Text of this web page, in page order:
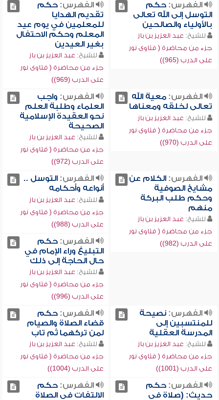
الفهرس:حكم
التوسل إلى الله تعالى
بالأولياء والصالحين
للشيخ: عبد العزيز بن باز
جزء من محاضرة ( فتاوى نور
على الدرب (965))
الفهرس:حكم
تقديم الهدايا
للمعلمين في يوم عيد
المعلم وحكم الاحتفال
بغير العيدين
للشيخ: عبد العزيز بن باز
جزء من محاضرة ( فتاوى نور
على الدرب (969))
الفهرس:معية الله
تعالى لخلقه ومعناها
للشيخ: عبد العزيز بن باز
جزء من محاضرة ( فتاوى نور
على الدرب (970))
الفهرس: واجب
العلماء وطلبة العلم
نحو العقيدة الإسلامية
الصحيحة
للشيخ: عبد العزيز بن باز
جزء من محاضرة ( فتاوى نور
على الدرب (972))
الفهرس:الكلام عن
مشايخ الصوفية
وحكم طلب البركة
منهم
للشيخ: عبد العزيز بن باز
جزء من محاضرة ( فتاوى نور
على الدرب (982))
الفهرس:التوسل ..
أنواعه وأحكامه
للشيخ: عبد العزيز بن باز
جزء من محاضرة ( فتاوى نور
على الدرب (988))
الفهرس:حكم
التبليغ وراء الإمام في
حال الحاجة إلى ذلك
للشيخ: عبد العزيز بن باز
جزء من محاضرة ( فتاوى نور
على الدرب (996))
الفهرس:نصيحة
للمنتسبين إلى
المدرسة العقلية
للشيخ: عبد العزيز بن باز
جزء من محاضرة ( فتاوى نور
على الدرب (1001))
الفهرس:حكم
قضاء الصلاة والصيام
لمن تركهما ثم تاب
للشيخ: عبد العزيز بن باز
جزء من محاضرة ( فتاوى نور
على الدرب (1004))
الفهرس:حكم
حديث: (صلاة في
الفهرس:حكم
الالتفات في الصلاة